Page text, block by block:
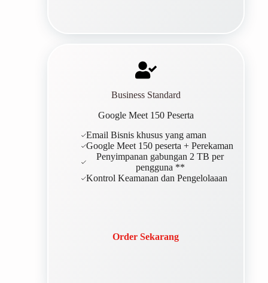
Business Standard
Google Meet 150 Peserta
Email Bisnis khusus yang aman
Google Meet 150 peserta + Perekaman
Penyimpanan gabungan 2 TB per
pengguna **
Kontrol Keamanan dan Pengelolaaan
Order Sekarang